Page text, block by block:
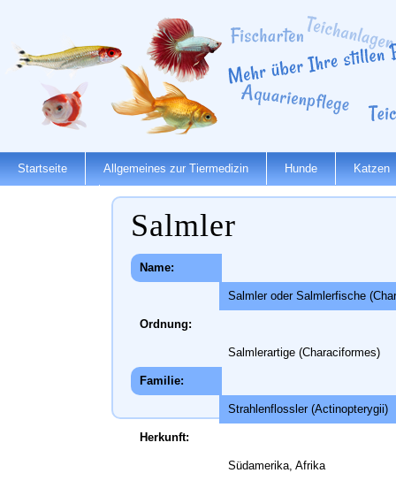
Startseite Allgemeines zur Tiermedizin Hunde Katzen
Salmler
Name:
Salmler oder Salmlerfische
Ordnung:
Salmlerartige (Characiformes)
Familie:
Strahlenflossler (Actinopterygii)
Herkunft:
Südamerika, Afrika